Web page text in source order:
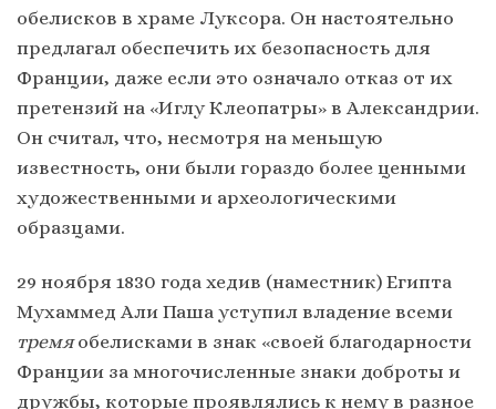
обелисков в храме Луксора. Он настоятельно
предлагал обеспечить их безопасность для
Франции, даже если это означало отказ от их
претензий на «Иглу Клеопатры» в Александрии.
Он считал, что, несмотря на меньшую
известность, они были гораздо более ценными
художественными и археологическими
образцами.
29 ноября 1830 года хедив (наместник) Египта
Мухаммед Али Паша уступил владение всеми
тремяобелисками в знак «своей благодарности
Франции за многочисленные знаки доброты и
дружбы, которые проявлялись к нему в разное